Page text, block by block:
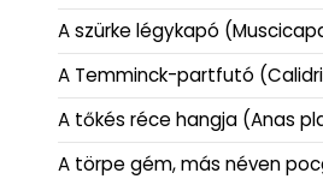
A szürke légykapó
A Temminck-partfutó
A tőkés réce hangja (Anas
A törpe gém, más néven